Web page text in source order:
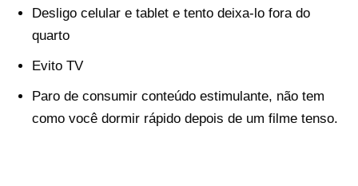
Desligo celular e tablet e tento deixa-lo fora do
quarto
Evito TV
Paro de consumir conteúdo estimulante, não tem
como você dormir rápido depois de um filme tenso.